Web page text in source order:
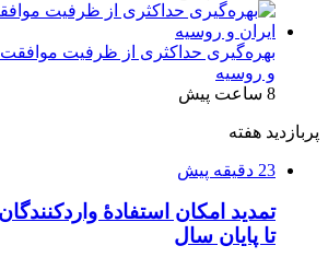
بهره‌گیری حداکثری از ظرفیت
و روسیه
8 ساعت پیش
پربازدید هفته
23 دقیقه پیش
تمدید امکان استفادۀ
تا پایان سال